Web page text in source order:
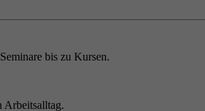
bis zu Kursen.
Arbeitsalltag.